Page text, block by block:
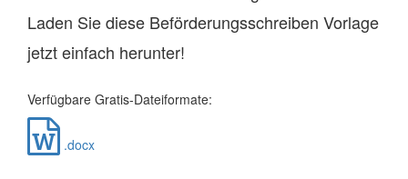
Laden Sie diese Beförderungsschreiben Vorlage
jetzt einfach herunter!
Verfügbare Gratis-Dateiformate:
.docx